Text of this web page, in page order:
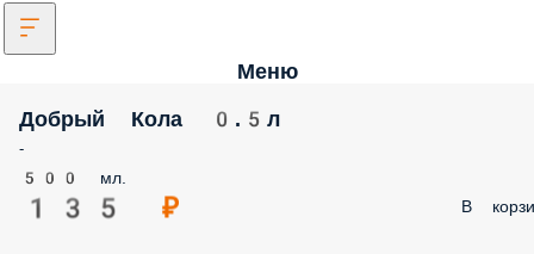
Меню
Добрый Кола 0.5л
-
500 мл.
135 ₽ В